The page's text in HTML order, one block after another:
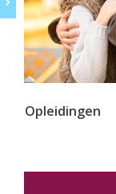
Opleidingen